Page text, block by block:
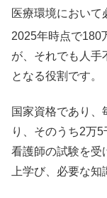
医療環境において
2025年時点で180
が、それでも人手
となる役割です。
国家資格であり、
り、そのうち2万5
看護師の試験を受
上学び、必要な